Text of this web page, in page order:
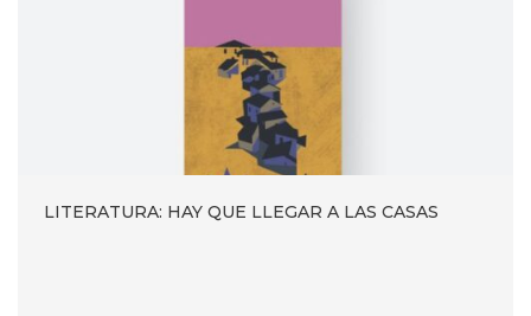
LITERATURA: HAY QUE LLEGAR A LAS CASAS